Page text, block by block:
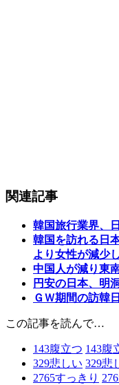
関連記事
韓国旅行業界、
韓国を訪れる日
より女性が減少
中国人が減り東
円安の日本、明
ＧＷ期間の訪韓
この記事を読んで…
143腹立つ 143腹
329悲しい 329悲
2765すっきり